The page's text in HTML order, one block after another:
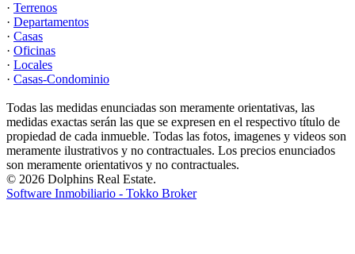
· Terrenos
· Departamentos
· Casas
· Oficinas
· Locales
· Casas-Condominio
Todas las medidas enunciadas son meramente orientativas, las
medidas exactas serán las que se expresen en el respectivo título de
propiedad de cada inmueble. Todas las fotos, imagenes y videos son
meramente ilustrativos y no contractuales. Los precios enunciados
son meramente orientativos y no contractuales.
© 2026 Dolphins Real Estate.
Software Inmobiliario - Tokko Broker